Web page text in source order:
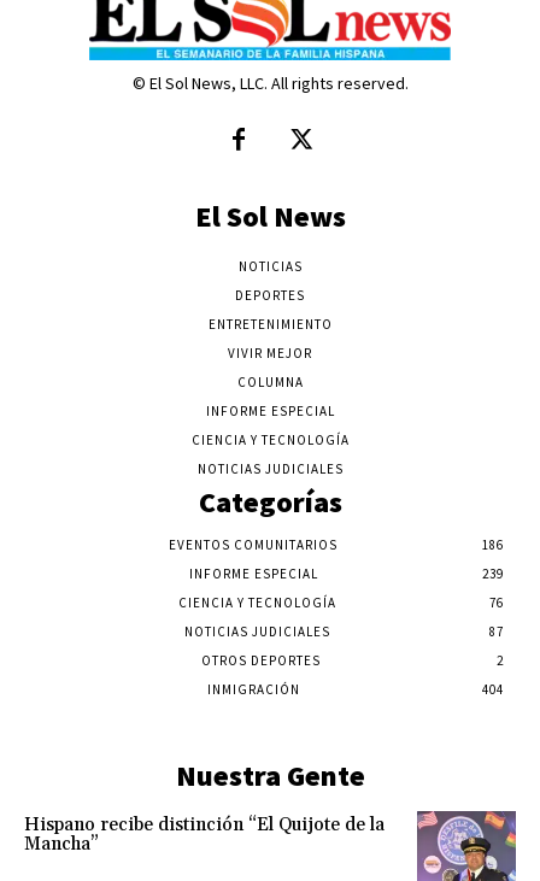
© El Sol News, LLC. All rights reserved.
El Sol News
NOTICIAS
DEPORTES
ENTRETENIMIENTO
VIVIR MEJOR
COLUMNA
INFORME ESPECIAL
CIENCIA Y TECNOLOGÍA
NOTICIAS JUDICIALES
Categorías
EVENTOS COMUNITARIOS
186
INFORME ESPECIAL
239
CIENCIA Y TECNOLOGÍA
76
NOTICIAS JUDICIALES
87
OTROS DEPORTES
2
INMIGRACIÓN
404
Nuestra Gente
Hispano recibe distinción “El Quijote de la
Mancha”